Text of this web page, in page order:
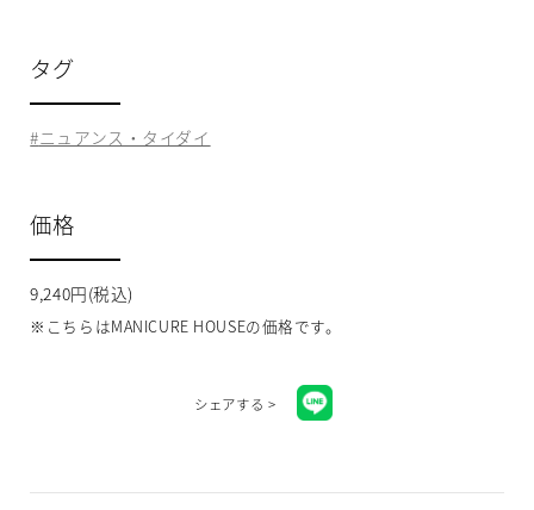
タグ
ニュアンス・タイダイ
価格
9,240円(税込)
※こちらはMANICURE HOUSEの価格です。
シェアする >